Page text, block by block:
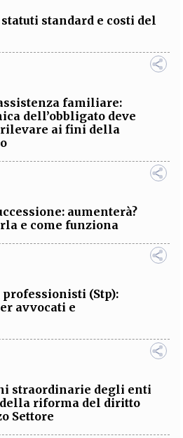
standard e costi del
familiare:
dell’obbligato deve
rilevare ai fini della
aumenterà?
e come funziona
professionisti (Stp):
avvocati e
straordinarie degli enti
riforma del diritto
Settore